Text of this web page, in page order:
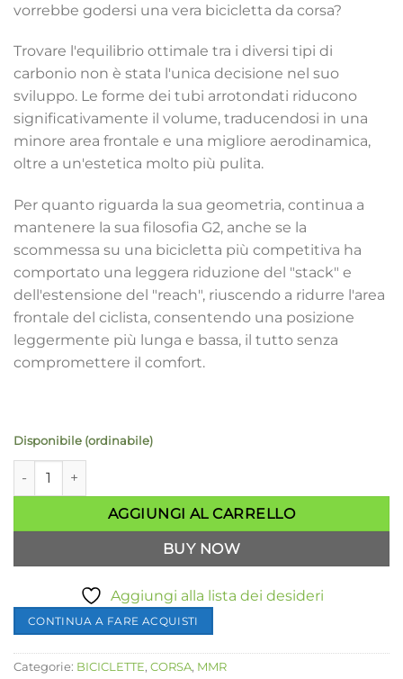
vorrebbe godersi una vera bicicletta da corsa?
Trovare l'equilibrio ottimale tra i diversi tipi di
carbonio non è stata l'unica decisione nel suo
sviluppo. Le forme dei tubi arrotondati riducono
significativamente il volume, traducendosi in una
minore area frontale e una migliore aerodinamica,
oltre a un'estetica molto più pulita.
Per quanto riguarda la sua geometria, continua a
mantenere la sua filosofia G2, anche se la
scommessa su una bicicletta più competitiva ha
comportato una leggera riduzione del "stack" e
dell'estensione del "reach", riuscendo a ridurre l'area
frontale del ciclista, consentendo una posizione
leggermente più lunga e bassa, il tutto senza
compromettere il comfort.
Disponibile (ordinabile)
Bicicletta corsa MMR New Adrenaline SL Carbon quantità
AGGIUNGI AL CARRELLO
BUY NOW
Aggiungi alla lista dei desideri
CONTINUA A FARE ACQUISTI
Categorie: BICICLETTE, CORSA, MMR